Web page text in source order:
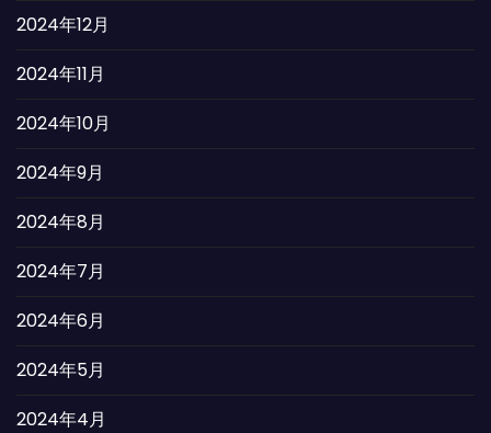
2024年12月
2024年11月
2024年10月
2024年9月
2024年8月
2024年7月
2024年6月
2024年5月
2024年4月